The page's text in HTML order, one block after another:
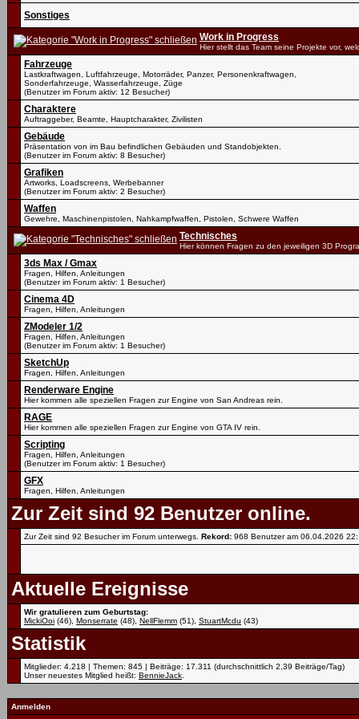
Sonstiges
Work in Progress
Hier stellt das Team seine Projekte vor,
Fahrzeuge
Lastkraftwagen, Luftfahrzeuge, Motorräder, Panzer, Personenkraftwagen,
Sonderfahrzeuge, Wasserfahrzeuge, Züge
(Benutzer im Forum aktiv: 12 Besucher)
Charaktere
Auftraggeber, Beamte, Hauptcharakter, Zivilisten
Gebäude
Präsentation von im Bau befindlichen Gebäuden und Standobjekten.
(Benutzer im Forum aktiv: 8 Besucher)
Grafiken
Artworks, Loadscreens, Werbebanner
(Benutzer im Forum aktiv: 2 Besucher)
Waffen
Gewehre, Maschinenpistolen, Nahkampfwaffen, Pistolen, Schwere Waffen
Technisches
Hier können Fragen zu den jeweiligen 3D
3ds Max / Gmax
Fragen, Hilfen, Anleitungen
(Benutzer im Forum aktiv: 1 Besucher)
Cinema 4D
Fragen, Hilfen, Anleitungen
ZModeler 1/2
Fragen, Hilfen, Anleitungen
(Benutzer im Forum aktiv: 1 Besucher)
SketchUp
Fragen, Hilfen, Anleitungen
Renderware Engine
Hier kommen alle speziellen Fragen zur Engine von San Andreas rein.
RAGE
Hier kommen alle speziellen Fragen zur Engine von GTA IV rein.
Scripting
Fragen, Hilfen, Anleitungen
(Benutzer im Forum aktiv: 1 Besucher)
GFX
Fragen, Hilfen, Anleitungen
Zur Zeit sind 92 Benutzer online.
Zur Zeit sind 92 Besucher im Forum unterwegs. Rekord: 968 Benutzer am 06.04.2026
Aktuelle Ereignisse
Wir gratulieren zum Geburtstag:
MickiOoi (46), Monserrate (48), NellFlemm (51), StuartMcdu (43)
Statistik
Mitglieder: 4.218 | Themen: 845 | Beiträge: 17.311 (durchschnittlich 2,39 Beiträge/Tag)
Unser neuestes Mitglied heißt: BennieJack
Anmelden